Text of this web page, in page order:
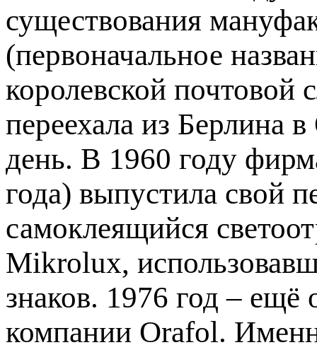
существования
(первоначальное
королевской
переехала из Берлина
день. В 1960 году
года) выпустила свой
самоклеящийся
Mikrolux,
знаков. 1976 год – ещё
компании Orafol.